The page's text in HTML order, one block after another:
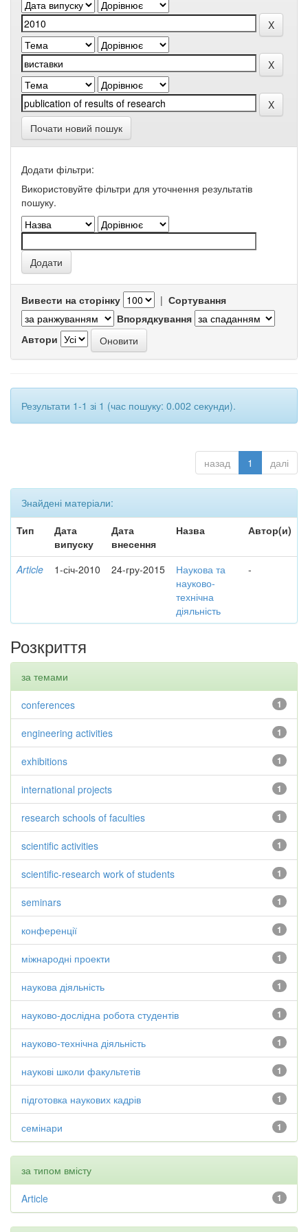
Почати новий пошук
Додати фільтри:
Використовуйте фільтри для уточнення результатів
пошуку.
Вивести на сторінку | Сортування
Впорядкування
Автори
Результати 1-1 зі 1 (час пошуку: 0.002 секунди).
назад 1 далі
Знайдені матеріали:
Тип
Дата
випуску
Дата
внесення
Назва Автор(и)
Article 1-січ-2010 24-гру-2015
Наукова та
науково-
технічна
діяльність
-
Розкриття
за темами
1
conferences
1
engineering activities
1
exhibitions
1
international projects
1
research schools of faculties
1
scientific activities
1
scientific-research work of students
1
seminars
1
конференції
1
міжнародні проекти
1
наукова діяльність
1
науково-дослідна робота студентів
1
науково-технічна діяльність
1
наукові школи факультетів
1
підготовка наукових кадрів
1
семінари
за типом вмісту
1
Article